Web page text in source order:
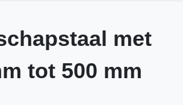
met
tot 500 mm